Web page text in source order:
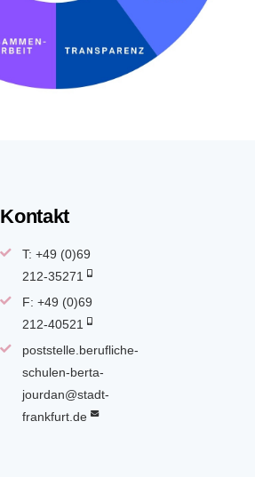
Kontakt
T: +49 (0)69
212-35271
F: +49 (0)69
212-40521
poststelle.berufliche-
schulen-berta-
jourdan@stadt-
frankfurt.de